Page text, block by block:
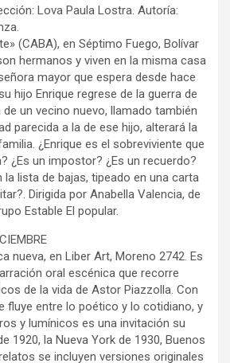
Lova Paula Lostra. Autoría:
(CABA), en Séptimo Fuego, Bolívar
hermanos y viven en la misma casa
mayor que espera desde hace
hijo Enrique regrese de la guerra de
de un vecino nuevo, llamado también
parecida a la de ese hijo, alterará la
¿Enrique es el sobreviviente que
¿Es un impostor? ¿Es un recuerdo?
la lista de bajas, tipeado en una carta
Dirigida por Anabella Valencia, de
Estable El popular.
nueva, en Liber Art, Moreno 2742. Es
oral escénica que recorre
de la vida de Astor Piazzolla. Con
fluye entre lo poético y lo cotidiano, y
y lumínicos es una invitación su
1920, la Nueva York de 1930, Buenos
se incluyen versiones originales